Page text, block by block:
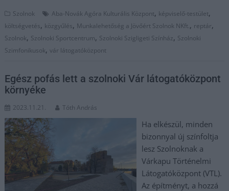
Szolnok Aba-Novák Agóra Kulturális Központ, képviselő-testület,
költségvetés, közgyűlés, Munkalehetőség a Jövőért Szolnok NKft., reptár,
Szolnok, Szolnoki Sportcentrum, Szolnoki Szigligeti Színház, Szolnoki
Szimfonikusok,vár látogatóközpont
Egész pofás lett a szolnoki Vár látogatóközpont
környéke
2023.11.21. Tóth András
Ha elkészül, minden
bizonnyal új színfoltja
lesz Szolnoknak a
Várkapu Történelmi
Látogatóközpont (VTL).
Az építményt, a hozzá